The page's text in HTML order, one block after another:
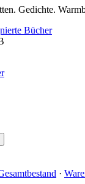
Gedichte.
Bücher
·